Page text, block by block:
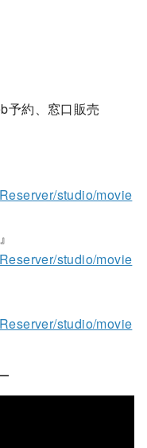
予約、窓口販売
studio/movie
studio/movie
studio/movie